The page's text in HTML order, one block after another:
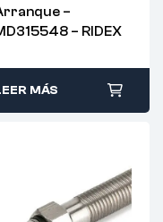
–
– RIDEX
MÁS